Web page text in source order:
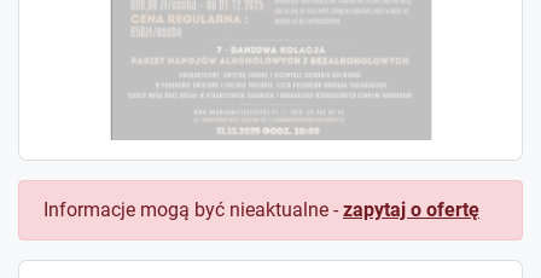
Informacje mogą być nieaktualne - zapytaj o ofertę